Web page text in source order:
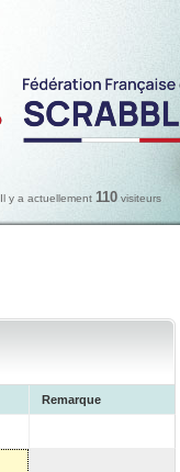
Il y a actuellement 110 visiteurs
Remarque